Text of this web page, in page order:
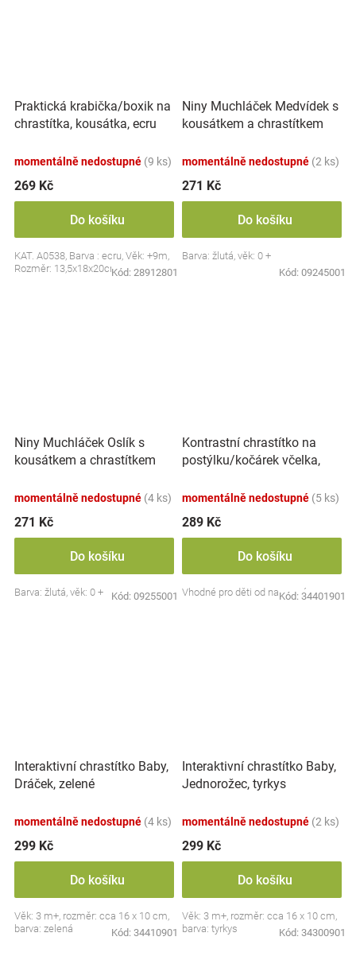
Praktická krabička/boxik na
chrastítka, kousátka, ecru
momentálně nedostupné (9 ks)
269 Kč
Do košíku
KAT. A0538, Barva : ecru, Věk: +9m,
Rozměr: 13,5x18x20cmKód: 28912801
Niny Muchláček Medvídek s
kousátkem a chrastítkem
momentálně nedostupné (2 ks)
271 Kč
Do košíku
Barva: žlutá, věk: 0 +
Kód: 09245001
Niny Muchláček Oslík s
kousátkem a chrastítkem
momentálně nedostupné (4 ks)
271 Kč
Do košíku
Barva: žlutá, věk: 0 + Kód: 09255001
Kontrastní chrastítko na
postýlku/kočárek včelka,
momentálně nedostupné (5 ks)
289 Kč
Do košíku
Vhodné pro děti od narození
Kód: 34401901
Interaktivní chrastítko Baby,
Dráček, zelené
momentálně nedostupné (4 ks)
299 Kč
Do košíku
Věk: 3 m+, rozměr: cca 16 x 10 cm,
barva: zelená
Kód: 34410901
Interaktivní chrastítko Baby,
Jednorožec, tyrkys
momentálně nedostupné (2 ks)
299 Kč
Do košíku
Věk: 3 m+, rozměr: cca 16 x 10 cm,
barva: tyrkys
Kód: 34300901